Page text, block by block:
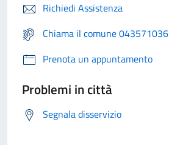
Richiedi Assistenza
Chiama il comune 043571036
Prenota un appuntamento
Problemi in città
Segnala disservizio